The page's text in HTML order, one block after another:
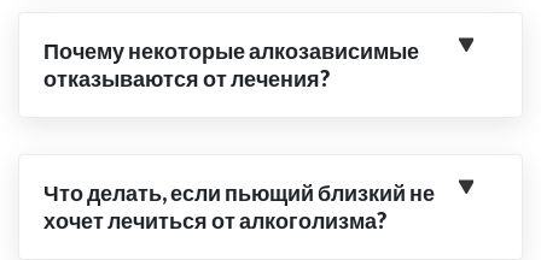
Почему некоторые алкозависимые
отказываются от лечения?
Что делать, если пьющий близкий не
хочет лечиться от алкоголизма?